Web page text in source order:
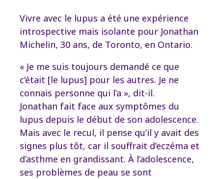
Vivre avec le lupus a été une expérience
introspective mais isolante pour Jonathan
Michelin, 30 ans, de Toronto, en Ontario.
« Je me suis toujours demandé ce que
c’était [le lupus] pour les autres. Je ne
connais personne qui l’a », dit-il.
Jonathan fait face aux symptômes du
lupus depuis le début de son adolescence.
Mais avec le recul, il pense qu’il y avait des
signes plus tôt, car il souffrait d’eczéma et
d’asthme en grandissant. À l’adolescence,
ses problèmes de peau se sont